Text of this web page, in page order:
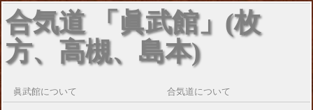
合気道 「眞武館」(枚
方、高槻、島本)
眞武館について 合気道について